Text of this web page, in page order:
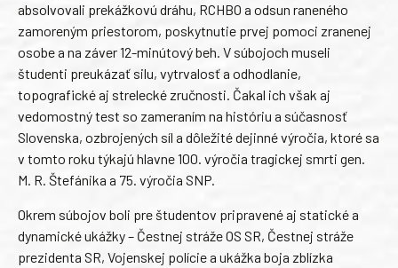
absolvovali prekážkovú dráhu, RCHBO a odsun raneného
zamoreným priestorom, poskytnutie prvej pomoci zranenej
osobe a na záver 12-minútový beh. V súbojoch museli
študenti preukázať silu, vytrvalosť a odhodlanie,
topografické aj strelecké zručnosti. Čakal ich však aj
vedomostný test so zameraním na históriu a súčasnosť
Slovenska, ozbrojených síl a dôležité dejinné výročia, ktoré sa
v tomto roku týkajú hlavne 100. výročia tragickej smrti gen.
M. R. Štefánika a 75. výročia SNP.
Okrem súbojov boli pre študentov pripravené aj statické a
dynamické ukážky – Čestnej stráže OS SR, Čestnej stráže
prezidenta SR, Vojenskej polície a ukážka boja zblízka